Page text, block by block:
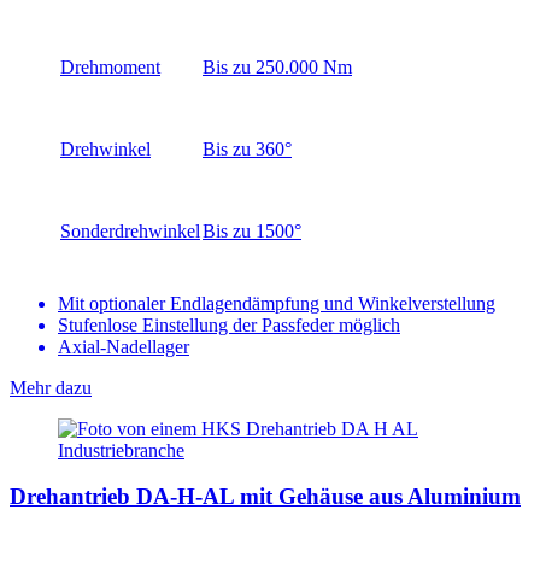
Drehmoment Bis zu 250.000 Nm
Drehwinkel Bis zu 360°
SonderdrehwinkelBis zu 1500°
Mit optionaler Endlagendämpfung und Winkelverstellung
Stufenlose Einstellung der Passfeder möglich
Axial-Nadellager
Mehr dazu
Drehantrieb DA-H-AL mit Gehäuse aus Aluminium